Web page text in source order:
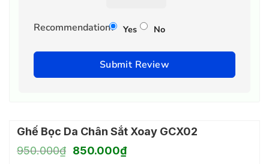
Recommendation? Yes No
Submit Review
Ghế Bọc Da Chân Sắt Xoay GCX02
950.000₫ Giá
850.000₫Giá